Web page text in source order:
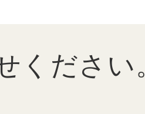
ください。